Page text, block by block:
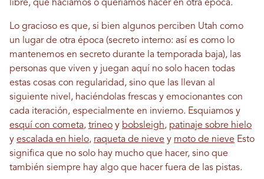
libre, que hacíamos o queríamos hacer en otra época.
Lo gracioso es que, si bien algunos perciben Utah como
un lugar de otra época (secreto interno: así es como lo
mantenemos en secreto durante la temporada baja), las
personas que viven y juegan aquí no solo hacen todas
estas cosas con regularidad, sino que las llevan al
siguiente nivel, haciéndolas frescas y emocionantes con
cada iteración, especialmente en invierno. Esquiamos y
esquí con cometa, trineo y bobsleigh, patinaje sobre hielo
y escalada en hielo, raqueta de nieve y moto de nieve Esto
significa que no solo hay mucho que hacer, sino que
también siempre hay algo que hacer fuera de las pistas.